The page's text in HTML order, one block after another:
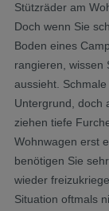
Stützräder am
Doch wenn Sie
Boden eines
rangieren, wissen
aussieht.
Untergrund, doch
ziehen tiefe
Wohnwagen erst
benötigen Sie
wieder
Situation oftmals